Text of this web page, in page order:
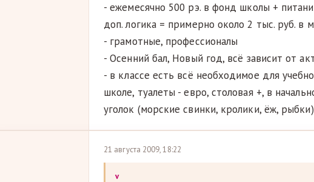
- ежемесячно 500 рэ. в фонд школы +
доп. логика = примерно около 2 тыс. руб. в
- грамотные, профессионалы
- Осенний бал, Новый год, всё зависит от
- в классе есть всё необходимое для
школе, туалеты - евро, столовая +, в
уголок (морские свинки, кролики, ёж, рыбки)
21 августа 2009, 18:22
v